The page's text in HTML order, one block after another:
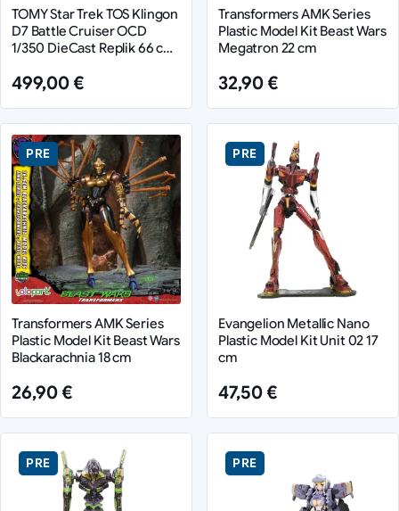
TOMY Star Trek TOS Klingon
D7 Battle Cruiser OCD
1/350 DieCast Replik 66 cm
499,00 €
Transformers AMK Series
Plastic Model Kit Beast Wars
Megatron 22 cm
32,90 €
PRE
Transformers AMK Series
Plastic Model Kit Beast Wars
Blackarachnia 18 cm
26,90 €
PRE
Evangelion Metallic Nano
Plastic Model Kit Unit 02 17
cm
47,50 €
PRE PRE